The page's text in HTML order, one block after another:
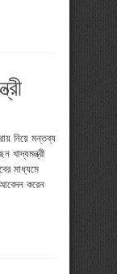
নিয়ে মন্তব্য
খাদ্যমন্ত্রী
মাধ্যমে
আবেদন করেন